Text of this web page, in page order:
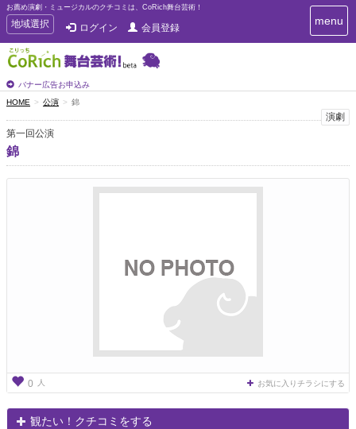
お薦め演劇・ミュージカルのクチコミは、CoRich舞台芸術！
T
o
g
g
e
n
a
v
i
g
地域選択 ログイン 会員登録
バナー広告お申込み
T
o
i
g
menu
HOME 公演 錦
演劇
第一回公演
錦
0 人 お気に入りチラシにする
観たい！クチコミをする